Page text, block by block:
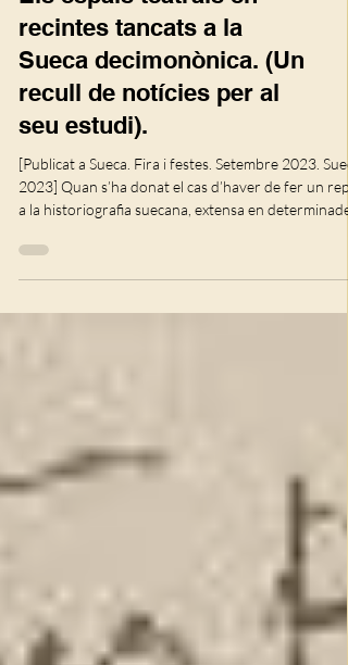
Arts plàstiques
Els espais teatrals en
recintes tancats a la
Sueca decimonònica. (Un
recull de notícies per al
seu estudi).
[Publicat a Sueca. Fira i festes. Setembre 2023.
temàtiques, increïblement deficitària en altres, m’ha